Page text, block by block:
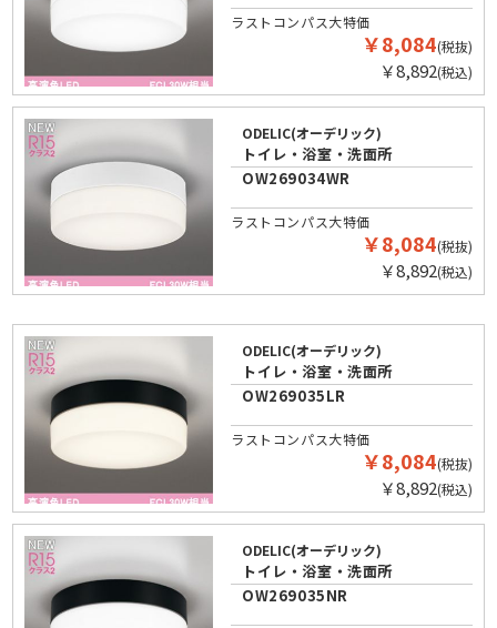
ラストコンパス大特価
￥8,084(税抜)
￥8,892(税込)
ODELIC(オーデリック)
トイレ・浴室・洗面所
OW269034WR
ラストコンパス大特価
￥8,084(税抜)
￥8,892(税込)
ODELIC(オーデリック)
トイレ・浴室・洗面所
OW269035LR
ラストコンパス大特価
￥8,084(税抜)
￥8,892(税込)
ODELIC(オーデリック)
トイレ・浴室・洗面所
OW269035NR